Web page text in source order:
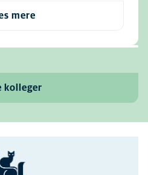
mere
kolleger